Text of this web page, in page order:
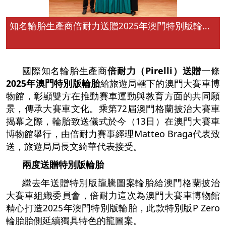
知名輪胎生產商倍耐力送贈2025年澳門特別版輪胎給澳門大賽車博物館
國際知名輪胎生產商倍耐力 （Pirelli） 送贈一條
2025年澳門特別版輪胎給旅遊局轄下的澳門大賽車博
物館，彰顯雙方在推動賽車運動與教育方面的共同願
景，傳承大賽車文化。乘第72屆澳門格蘭披治大賽車
揭幕之際，輪胎致送儀式於今（13日）在澳門大賽車
博物館舉行，由倍耐力賽事經理Matteo Braga代表致
送，旅遊局局長文綺華代表接受。
兩度送贈特別版輪胎
繼去年送贈特別版龍騰圖案輪胎給澳門格蘭披治
大賽車組織委員會，倍耐力這次為澳門大賽車博物館
精心打造2025年澳門特別版輪胎，此款特別版P Zero
輪胎胎側延續獨具特色的龍圖案。